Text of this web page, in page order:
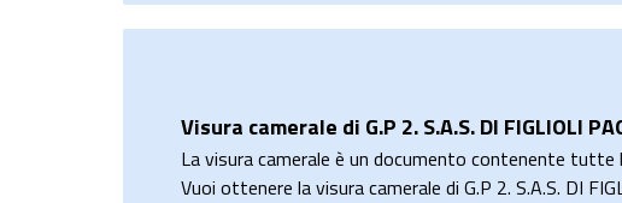
Visura camerale di G.P 2. S.A.S. DI FIGLIOLI
La visura camerale è un documento contenente tutte
Vuoi ottenere la visura camerale di G.P 2. S.A.S. DI